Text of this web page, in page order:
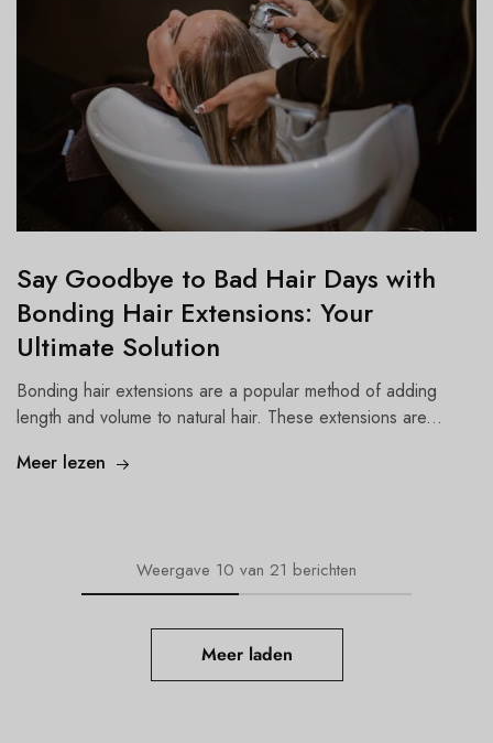
Say Goodbye to Bad Hair Days with
Bonding Hair Extensions: Your
Ultimate Solution
Bonding hair extensions are a popular method of adding
length and volume to natural hair. These extensions are...
Meer lezen
Weergave 10 van 21 berichten
Meer laden